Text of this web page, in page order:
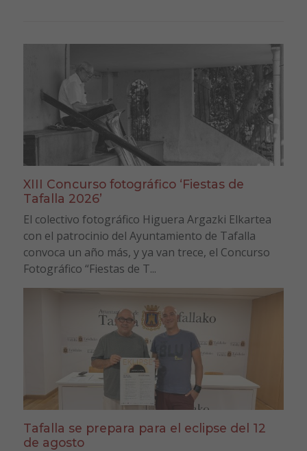
XIII Concurso fotográfico ‘Fiestas de
Tafalla 2026’
El colectivo fotográfico Higuera Argazki Elkartea
con el patrocinio del Ayuntamiento de Tafalla
convoca un año más, y ya van trece, el Concurso
Fotográfico “Fiestas de T...
Tafalla se prepara para el eclipse del 12
de agosto